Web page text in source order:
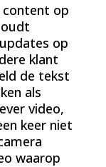
content op
op
klant
de tekst
als
video,
keer niet
waarop